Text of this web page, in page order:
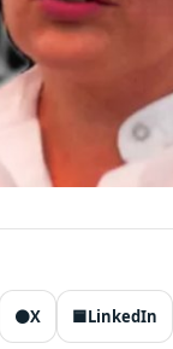
⚫X 🟦LinkedIn